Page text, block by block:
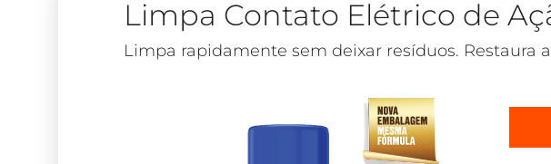
Limpa Contato Elétrico de
Limpa rapidamente sem deixar resíduos. Restaura